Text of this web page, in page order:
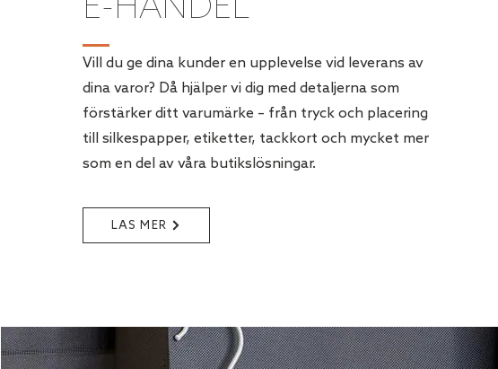
E-HANDEL
Vill du ge dina kunder en upplevelse vid leverans av
dina varor? Då hjälper vi dig med detaljerna som
förstärker ditt varumärke – från tryck och placering
till silkespapper, etiketter, tackkort och mycket mer
som en del av våra butikslösningar.
LÄS MER